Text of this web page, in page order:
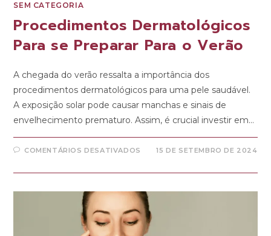
SEM CATEGORIA
Procedimentos Dermatológicos
Para se Preparar Para o Verão
A chegada do verão ressalta a importância dos
procedimentos dermatológicos para uma pele saudável.
A exposição solar pode causar manchas e sinais de
envelhecimento prematuro. Assim, é crucial investir em…
COMENTÁRIOS DESATIVADOS 15 DE SETEMBRO DE 2024